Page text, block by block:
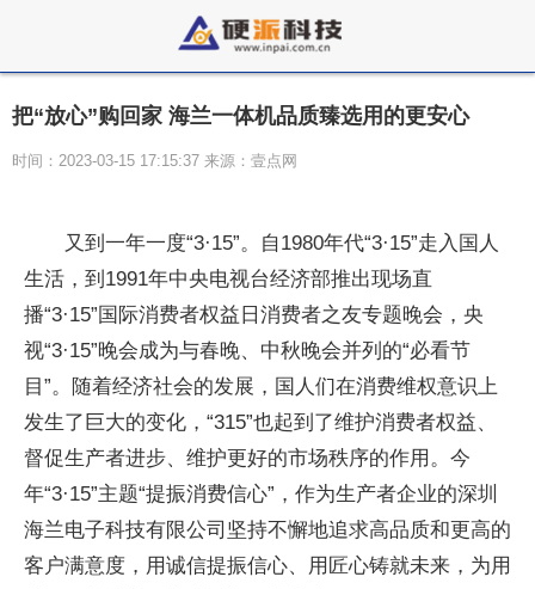
把“放心”购回家 海兰一体机品质臻选用的更安心
时间：2023-03-15 17:15:37 来源：壹点网
又到一年一度“3·15”。自1980年代“3·15”走入国人
生活，到1991年中央电视台经济部推出现场直
播“3·15”国际消费者权益日消费者之友专题晚会，央
视“3·15”晚会成为与春晚、中秋晚会并列的“必看节
目”。随着经济社会的发展，国人们在消费维权意识上
发生了巨大的变化，“315”也起到了维护消费者权益、
督促生产者进步、维护更好的市场秩序的作用。今
年“3·15”主题“提振消费信心”，作为生产者企业的深圳
海兰电子科技有限公司坚持不懈地追求高品质和更高的
客户满意度，用诚信提振信心、用匠心铸就未来，为用